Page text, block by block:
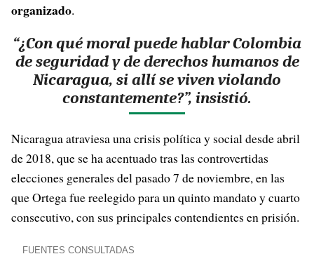
organizado.
“¿Con qué moral puede hablar Colombia
de seguridad y de derechos humanos de
Nicaragua, si allí se viven violando
constantemente?”, insistió.
Nicaragua atraviesa una crisis política y social desde abril
de 2018, que se ha acentuado tras las controvertidas
elecciones generales del pasado 7 de noviembre, en las
que Ortega fue reelegido para un quinto mandato y cuarto
consecutivo, con sus principales contendientes en prisión.
FUENTES CONSULTADAS